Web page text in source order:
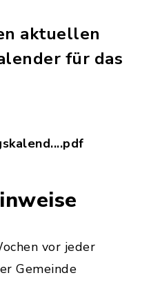
aktuellen
für das
vor jeder
Gemeinde